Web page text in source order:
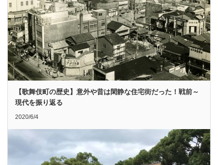
【歌舞伎町の歴史】意外や昔は閑静な住宅街だった！戦前～
現代を振り返る
2020/6/4